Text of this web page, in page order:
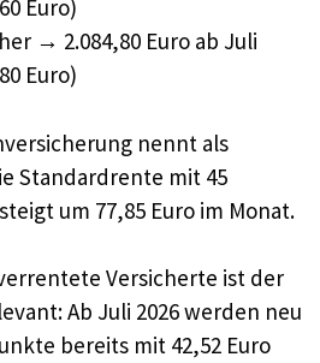
Euro)
→ 2.084,80 Euro ab Juli
Euro)
nennt als
Standardrente mit 45
um 77,85 Euro im Monat.
Versicherte ist der
Ab Juli 2026 werden neu
bereits mit 42,52 Euro